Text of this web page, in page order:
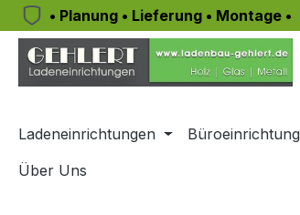
Hauptinhalt springen
Zur Suche springen
Zur Hauptnavigation springen
• Planung • Lieferung • Montage •
Ladeneinrichtungen
Über Uns